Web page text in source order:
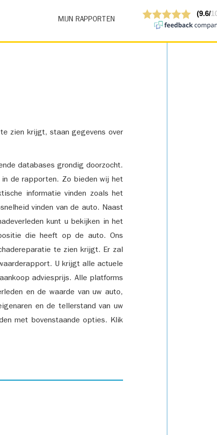
MIJN RAPPORTEN
zien krijgt, staan gegevens over
databases grondig doorzocht.
de rapporten. Zo bieden wij het
informatie vinden zoals het
vinden van de auto. Naast
kunt u bekijken in het
die heeft op de auto. Ons
te zien krijgt. Er zal
U krijgt alle actuele
adviesprijs. Alle platforms
en de waarde van uw auto,
en de tellerstand van uw
met bovenstaande opties. Klik